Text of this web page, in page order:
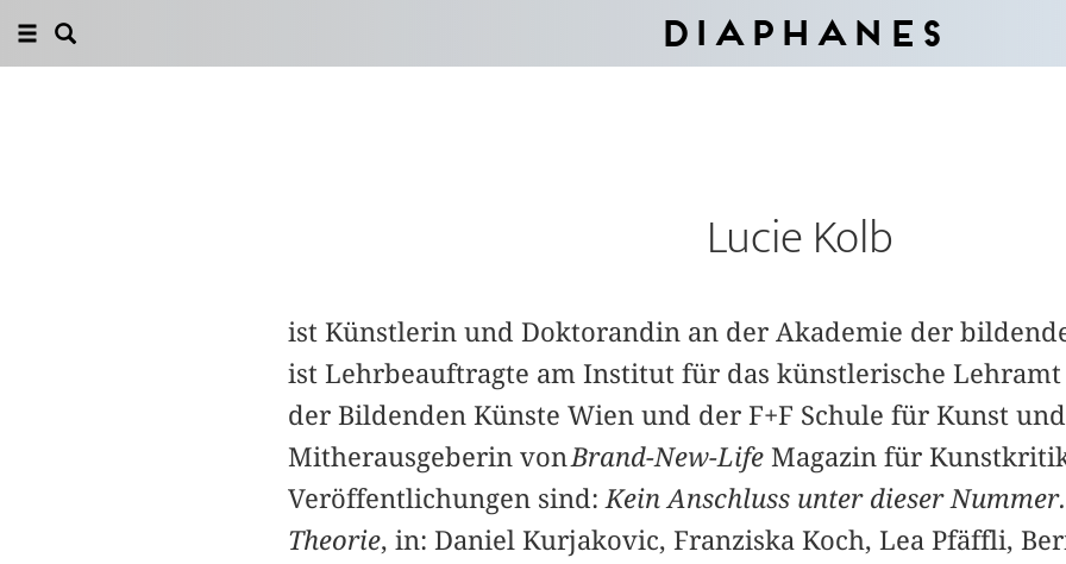
Diaphanes
Lucie Kolb
ist Künstlerin und Doktorandin an der Akademie der
ist Lehrbeauftragte am Institut für das künstlerische
der Bildenden Künste Wien und der F+F Schule für Kunst und
Mitherausgeberin vonBrand-New-Life Magazin für
Veröffentlichungen sind: Kein Anschluss unter dieser
Theorie, in: Daniel Kurjakovic, Franziska Koch, Lea Pfäffli,